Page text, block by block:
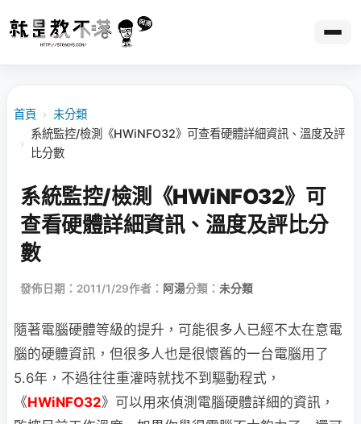
首頁 › 未分類
›
系統監控/檢測《HWiNFO32》可查看硬體詳細資訊、溫度及評
比分數
系統監控/檢測《HWiNFO32》可
查看硬體詳細資訊、溫度及評比分
數
發佈日期：2011/1/29作者： 阿湯分類： 未分類
隨著電腦硬體等級的提升，可能很多人已經不太在意電
腦的硬體資訊，但很多人也是很懷舊的一台電腦用了
5.6年，不過往往重灌時就找不到驅動程式，
《HWiNFO32》可以用來偵測電腦硬體詳細的資訊，